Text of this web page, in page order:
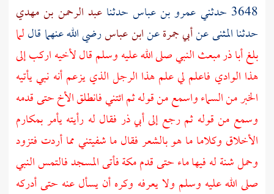
3648 حدثني
عمرو بن عباس حدثناعبد الرحمن بن مهدي
حدثناالمثنىعنأبي جمرةعنابن عباسرضي الله عنهما قاللما
بلغأبا ذرمبعث النبي صلى الله عليه وسلم قال لأخيه اركب إلى
هذا الوادي فاعلم لي علم هذا الرجل الذي يزعم أنه نبي يأتيه
الخبر من السماء واسمع من قوله ثم ائتني فانطلق الأخ حتى قدمه
وسمع من قوله ثم رجع إلىأبي ذر فقال له رأيته يأمر بمكارم
الأخلاق وكلاما ما هو بالشعر فقال ما شفيتني مما أردت فتزود
وحمل شنة له فيها ماء حتى قدممكةفأتى المسجد فالتمس النبي
صلى الله عليه وسلم ولا يعرفه وكره أن يسأل عنه حتى أدركه